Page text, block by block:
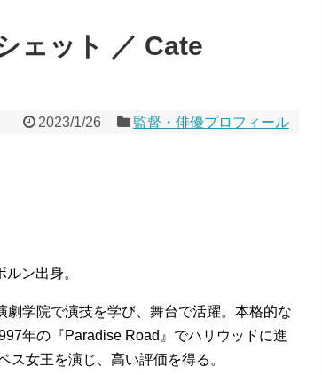
ェット ／ Cate
2023/1/26 監督・俳優プロフィール
ン出身。
劇学院で演技を学び、舞台で活躍。本格的な
年の『Paradise Road』でハリウッドに進
女王を演じ、高い評価を得る。